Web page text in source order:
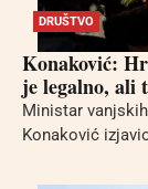
DRUŠTVO
Konaković:
je legalno, ali
Ministar
Konaković